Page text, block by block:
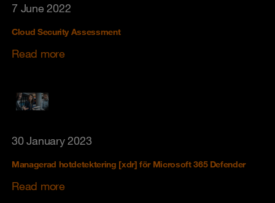
7 June 2022
Cloud Security Assessment
Read more
30 January 2023
Managerad hotdetektering [xdr] för Microsoft 365 Defender
Read more